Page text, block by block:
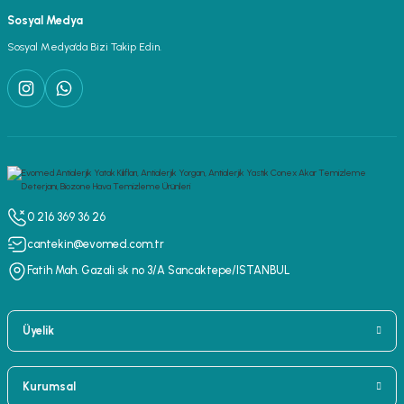
Sosyal Medya
Sosyal Medya’da Bizi Takip Edin.
0 216 369 36 26
cantekin@evomed.com.tr
Fatih Mah. Gazali sk no 3/A Sancaktepe/ISTANBUL
Üyelik
Kurumsal